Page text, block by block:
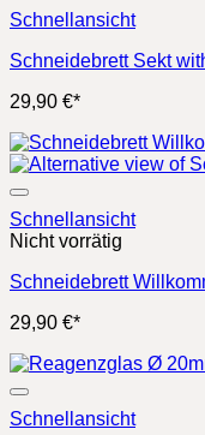
Schnellansicht
Schneidebrett Sekt
29,90 €*
Schnellansicht
Nicht vorrätig
Schneidebrett
29,90 €*
Schnellansicht